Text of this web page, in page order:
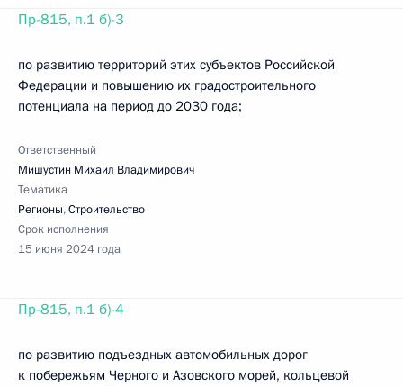
Пр-815, п.1 б)-3
по развитию территорий этих субъектов Российской
Федерации и повышению их градостроительного
потенциала на период до 2030 года;
Ответственный
Мишустин Михаил Владимирович
Тематика
Регионы,Строительство
Срок исполнения
15 июня 2024 года
Пр-815, п.1 б)-4
по развитию подъездных автомобильных дорог
к побережьям Черного и Азовского морей, кольцевой